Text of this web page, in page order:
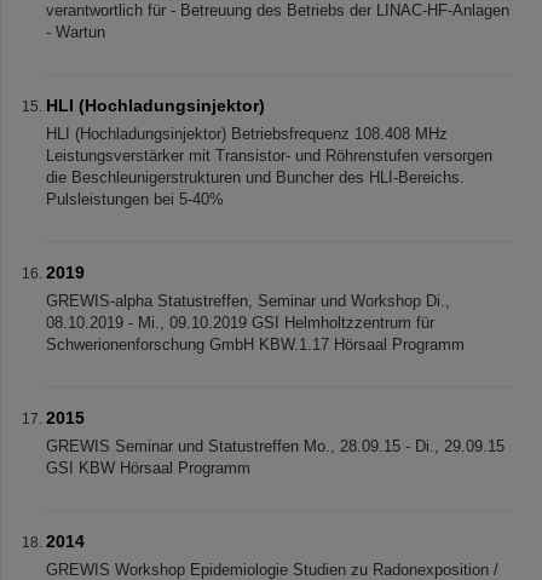
verantwortlich für - Betreuung des Betriebs der LINAC-HF-Anlagen
- Wartun
HLI (Hochladungsinjektor)
HLI (Hochladungsinjektor) Betriebsfrequenz 108.408 MHz
Leistungsverstärker mit Transistor- und Röhrenstufen versorgen
die Beschleunigerstrukturen und Buncher des HLI-Bereichs.
Pulsleistungen bei 5-40%
2019
GREWIS-alpha Statustreffen, Seminar und Workshop Di.,
08.10.2019 - Mi., 09.10.2019 GSI Helmholtzzentrum für
Schwerionenforschung GmbH KBW.1.17 Hörsaal Programm
2015
GREWIS Seminar und Statustreffen Mo., 28.09.15 - Di., 29.09.15
GSI KBW Hörsaal Programm
2014
GREWIS Workshop Epidemiologie Studien zu Radonexposition /